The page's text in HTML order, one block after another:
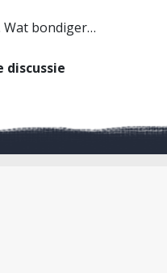
Wat bondiger…
discussie